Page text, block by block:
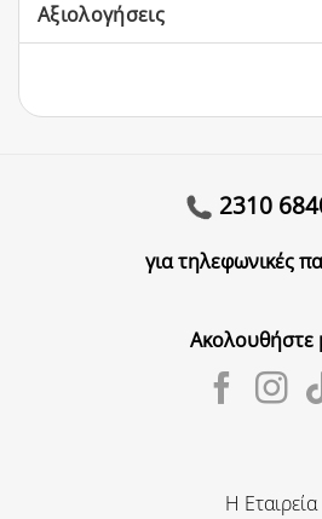
Αξιολογήσεις
2310
για τηλεφωνικές
Ακολουθήστε
Η Εταιρεία